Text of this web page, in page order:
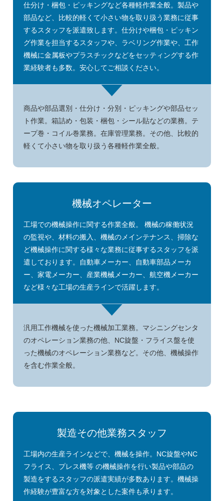
仕分け・梱包・ピッキングなど各種軽作業全般。製品や
部品など、比較的軽くて小さい物を取り扱う業務に従事
するスタッフを派遣致します。仕分けや梱包・ピッキン
グ作業を担当するスタッフや、ラベリング作業や、工作
機械に金属板やプラスチックなどをセッティングする作
業経験者も多数。安心してご相談ください。
商品や部品選別・仕分け・分別・ピッキングや部品セッ
ト作業。箱詰め・包装・梱包・シール貼などの業務。テ
ープ巻・コイル巻業務。在庫管理業務。その他、比較的
軽くて小さい物を取り扱う各種軽作業全般。
機械オペレーター
工場での機械操作に関する作業全般。 機械の稼働状況
の監視や、材料の搬入、機械のメインテナンス、掃除な
ど機械操作に関する様々な業務に従事するスタッフを派
遣しております。自動車メーカー、自動車部品メーカ
ー、家電メーカー、産業機械メーカー、航空機メーカー
など様々な工場の生産ラインで活躍します。
汎用工作機械を使った機械加工業務。マシニングセンタ
のオペレーション業務の他、NC旋盤・フライス盤を使
った機械のオペレーション業務など。その他、機械操作
を含む作業全般。
製造その他業務スタッフ
工場内の生産ラインなどで、機械を操作。NC旋盤やNC
フライス、プレス機等 の機械操作を行い製品や部品の
製造をするスタッフの派遣実績が多数あります。機械操
作経験が豊富な方を対象とした案件も承ります。